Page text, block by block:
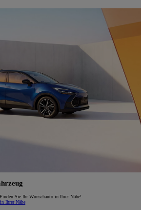
Sie Ihr Wunschauto in Ihrer Nähe!
Ihrer Nähe